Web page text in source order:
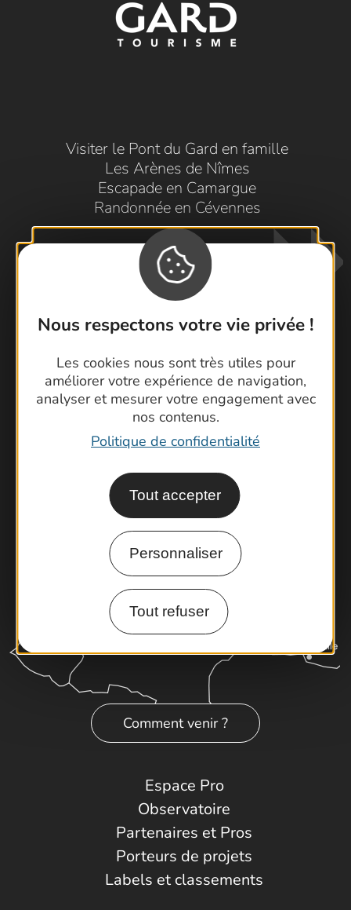
Nous respectons votre vie privée !
Les cookies nous sont très utiles pour
améliorer votre expérience de navigation,
analyser et mesurer votre engagement avec
nos contenus.
Politique de confidentialité
Tout accepter
Personnaliser
Tout refuser
Visiter le Pont du Gard en famille
Les Arènes de Nîmes
Escapade en Camargue
Randonnée en Cévennes
Contactez-nous !
Foire aux questions
Brochures
Cartoguides et Topoguides
Comment venir ?
Espace Pro
Observatoire
Partenaires et Pros
Porteurs de projets
Labels et classements